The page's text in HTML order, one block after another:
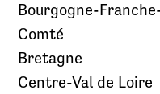
Bourgogne-
Comté
Bretagne
Centre-Val de Loire